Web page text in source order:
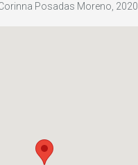
Posadas Moreno, 2020